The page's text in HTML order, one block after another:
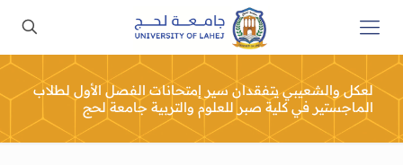
لعكل والشعيبي يتفقدان سير إمتحانات الفصل الأول لطلاب
الماجستير في كلية صبر للعلوم والتربية جامعة لحج